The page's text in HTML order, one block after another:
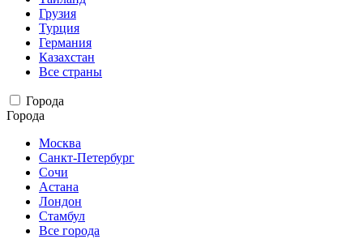
Грузия
Турция
Германия
Казахстан
Все страны
Города
Города
Москва
Санкт-Петербург
Сочи
Астана
Лондон
Стамбул
Все города